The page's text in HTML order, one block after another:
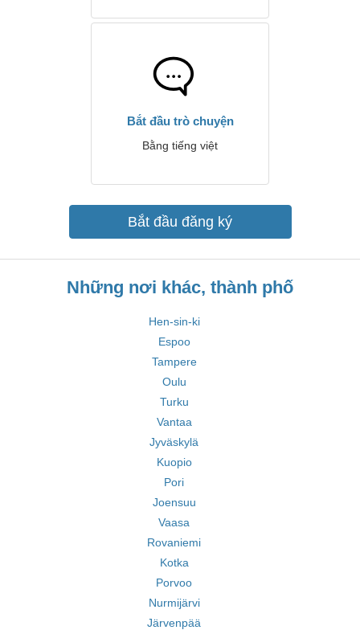
Bắt đầu trò chuyện
Bằng tiếng việt
Bắt đầu đăng ký
Những nơi khác, thành phố
Hen-sin-ki
Espoo
Tampere
Oulu
Turku
Vantaa
Jyväskylä
Kuopio
Pori
Joensuu
Vaasa
Rovaniemi
Kotka
Porvoo
Nurmijärvi
Järvenpää